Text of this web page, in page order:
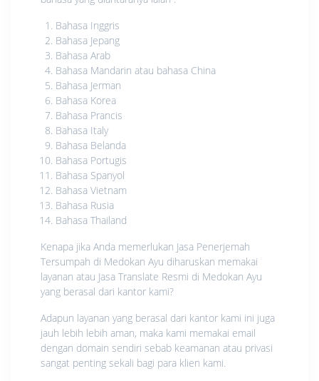
Bahasa Inggris
Bahasa Jepang
Bahasa Arab
Bahasa Mandarin atau bahasa China
Bahasa Jerman
Bahasa Korea
Bahasa Prancis
Bahasa Italy
Bahasa Belanda
Bahasa Portugis
Bahasa Spanyol
Bahasa Vietnam
Bahasa Rusia
Bahasa Thailand
Kenapa jika Anda memerlukan Jasa Penerjemah
Tersumpah di Medokan Ayu diharuskan memakai
layanan atau Jasa Translate Resmi di Medokan Ayu
yang berasal dari kantor kami?
Adapun layanan yang berasal dari kantor kami ini juga
jauh lebih lebih aman, maka kami memakai email
dengan domain sendiri sebab keamanan atau privasi
sangat penting sekali bagi para klien kami.